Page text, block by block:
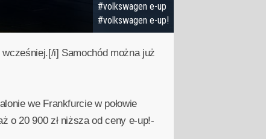
#volkswagen e-up
#volkswagen e-up!
i] Samochód można już
we Frankfurcie w połowie
o 20 900 zł niższa od ceny e-up!-